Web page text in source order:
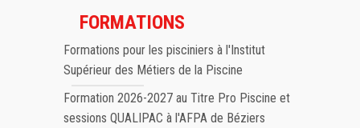
FORMATIONS
Formations pour les pisciniers à l'Institut
Supérieur des Métiers de la Piscine
Formation 2026-2027 au Titre Pro Piscine et
sessions QUALIPAC à l'AFPA de Béziers